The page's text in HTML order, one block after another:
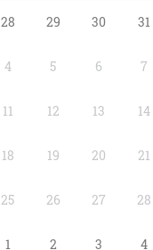
28 29 30 31
4 5 6 7
11 12 13 14
18 19 20 21
25 26 27 28
1 2 3 4